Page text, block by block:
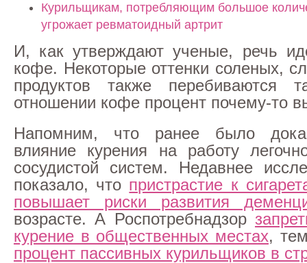
Курильщикам, потребляющим большое
угрожает ревматоидный артрит
И, как утверждают ученые, речь
кофе. Некоторые оттенки соленых,
продуктов также перебиваются
отношении кофе процент почему-то
Напомним, что ранее было
влияние курения на работу
сосудистой систем. Недавнее
показало, что пристрастие к
повышает риски развития
возрасте. А Роспотребнадзор
курение в общественных местах,
процент пассивных курильщиков в